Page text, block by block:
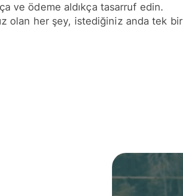
ve ödeme aldıkça tasarruf edin.
olan her şey, istediğiniz anda tek bir